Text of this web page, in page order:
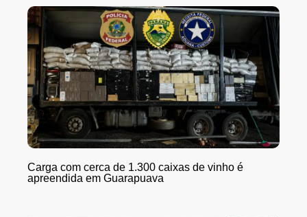
Carga com cerca de 1.300 caixas de vinho é
apreendida em Guarapuava